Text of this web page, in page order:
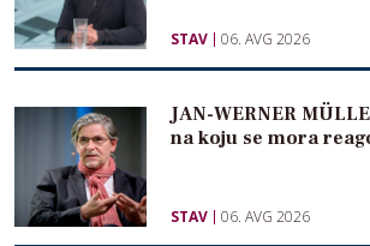
STAV 06. AVG 2026
JAN-WERNER
na koju se mora
STAV 06. AVG 2026